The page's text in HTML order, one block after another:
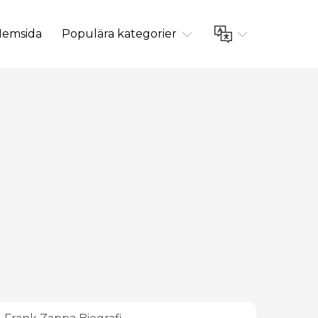
Populära kategorier